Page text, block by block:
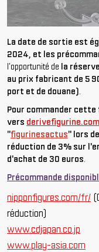
La date de sortie est
2024, et les
l'opportunité de la
au prix fabricant de 5
port et de douane).
Pour commander
vers derivefigurine.com
"figurinesactus" lors
réduction de 3% sur
d'achat de 30 euros.
Précommande
nipponfigures.com/fr/
réduction)
www.cdjapan.co.jp
www.play-asia.com